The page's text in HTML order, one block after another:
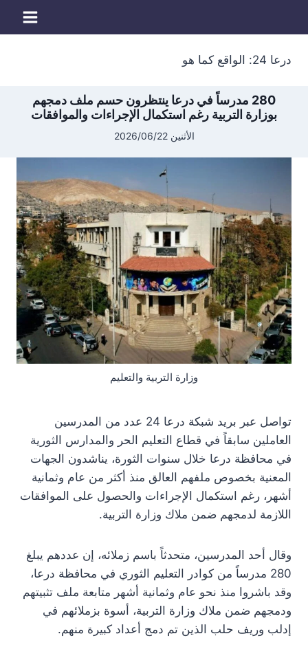
درعا 24: الواقع كما هو
280 مدرساً في درعا ينتظرون حسم ملف دمجهم
بوزارة التربية رغم استكمال الإجراءات والموافقات
الأثنين 2026/06/22
وزارة التربية والتعليم
تواصل عبر بريد شبكة درعا 24 عدد من المدرسين
العاملين سابقاً في قطاع التعليم الحر والمدارس الثورية
في محافظة درعا خلال سنوات الثورة، يناشدون الجهات
المعنية بخصوص ملفهم العالق منذ أكثر من عام وثمانية
أشهر، رغم استكمال الإجراءات والحصول على الموافقات
اللازمة لدمجهم ضمن ملاك وزارة التربية.
وقال أحد المدرسين، متحدثاً باسم زملائه، إن عددهم يبلغ
280 مدرساً من كوادر التعليم الثوري في محافظة درعا،
وقد باشروا منذ نحو عام وثمانية أشهر متابعة ملف تثبيتهم
ودمجهم ضمن ملاك وزارة التربية، أسوة بزملائهم في
إدلب وريف حلب الذين تم دمج أعداد كبيرة منهم.